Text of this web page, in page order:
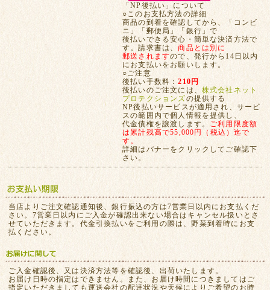
「NP後払い」について
○このお支払方法の詳細
商品の到着を確認してから、「コンビ
ニ」「郵便局」「銀行」で
後払いできる安心・簡単な決済方法で
す。請求書は、商品とは別に
郵送されますので、発行から14日以内
にお支払いをお願いします。
○ご注意
後払い手数料：210円
後払いのご注文には、 株式会社ネット
プロテクションズの提供する
NP後払いサービスが適用され、サービ
スの範囲内で個人情報を提供し、
代金債権を譲渡します。 ご利用限度額
は累計残高で55,000円（税込）迄で
す。
詳細はバナーをクリックしてご確認下
さい。
当店よりご注文確認通知後、銀行振込の方は7営業日以内にお支払くだ
さい。7営業日以内にご入金が確認出来ない場合はキャンセル扱いとさ
せていただきます。代金引換払いをご利用の際は、野菜到着時にお支
払ください。
ご入金確認後、又は決済方法等を確認後、出荷いたします。
お届け日時の指定はできません。また、お届け時間につきましてはご
指定いただきましても運送会社の配達状況や天候によりご希望のお時